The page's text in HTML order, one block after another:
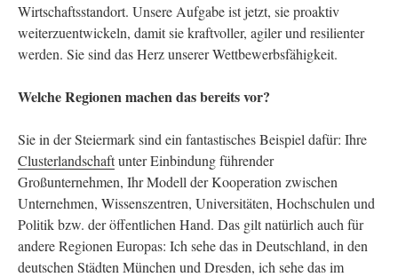
Wirtschaftsstandort. Unsere Aufgabe ist jetzt, sie proaktiv
weiterzuentwickeln, damit sie kraftvoller, agiler und resilienter
werden. Sie sind das Herz unserer Wettbewerbsfähigkeit.
Welche Regionen machen das bereits vor?
Sie in der Steiermark sind ein fantastisches Beispiel dafür: Ihre
Clusterlandschaftunter Einbindung führender
Großunternehmen, Ihr Modell der Kooperation zwischen
Unternehmen, Wissenszentren, Universitäten, Hochschulen und
Politik bzw. der öffentlichen Hand. Das gilt natürlich auch für
andere Regionen Europas: Ich sehe das in Deutschland, in den
deutschen Städten München und Dresden, ich sehe das im